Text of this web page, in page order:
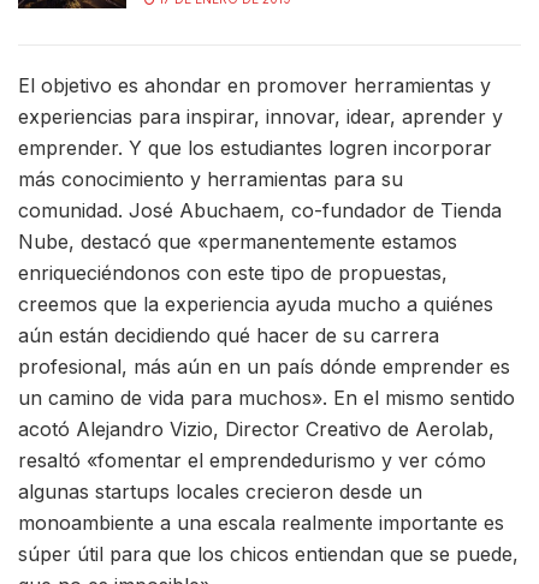
El objetivo es ahondar en promover herramientas y
experiencias para inspirar, innovar, idear, aprender y
emprender. Y que los estudiantes logren incorporar
más conocimiento y herramientas para su
comunidad. José Abuchaem, co-fundador de Tienda
Nube, destacó que «permanentemente estamos
enriqueciéndonos con este tipo de propuestas,
creemos que la experiencia ayuda mucho a quiénes
aún están decidiendo qué hacer de su carrera
profesional, más aún en un país dónde emprender es
un camino de vida para muchos». En el mismo sentido
acotó Alejandro Vizio, Director Creativo de Aerolab,
resaltó «fomentar el emprendedurismo y ver cómo
algunas startups locales crecieron desde un
monoambiente a una escala realmente importante es
súper útil para que los chicos entiendan que se puede,